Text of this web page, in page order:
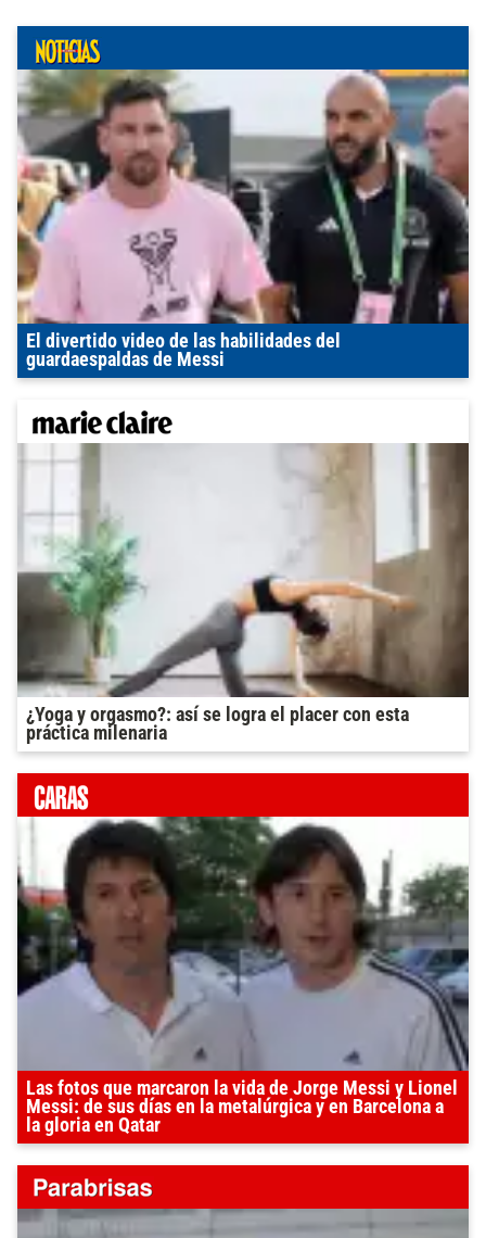
El divertido video de las habilidades del
guardaespaldas de Messi
¿Yoga y orgasmo?: así se logra el placer con esta
práctica milenaria
Las fotos que marcaron la vida de Jorge Messi y Lionel
Messi: de sus días en la metalúrgica y en Barcelona a
la gloria en Qatar